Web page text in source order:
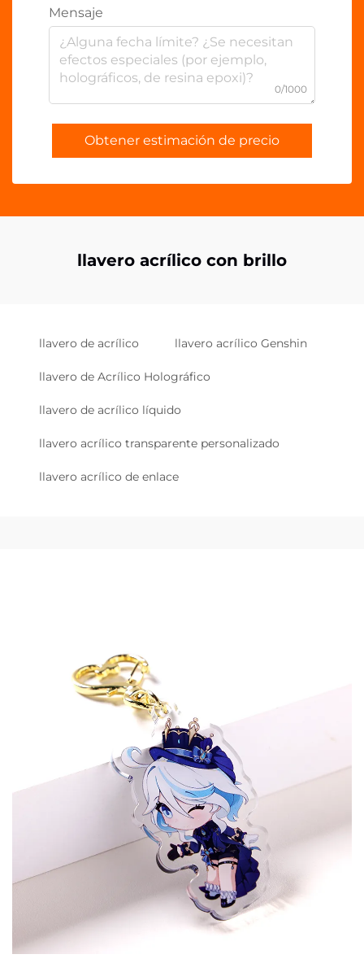
Mensaje
0/1000
Obtener estimación de precio
llavero acrílico con brillo
llavero de acrílico llavero acrílico Genshin
llavero de Acrílico Holográfico
llavero de acrílico líquido
llavero acrílico transparente personalizado
llavero acrílico de enlace